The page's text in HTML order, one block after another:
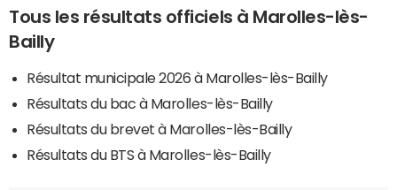
Tous les résultats officiels à Marolles-lès-
Bailly
Résultat municipale 2026 à Marolles-lès-Bailly
Résultats du bac à Marolles-lès-Bailly
Résultats du brevet à Marolles-lès-Bailly
Résultats du BTS à Marolles-lès-Bailly